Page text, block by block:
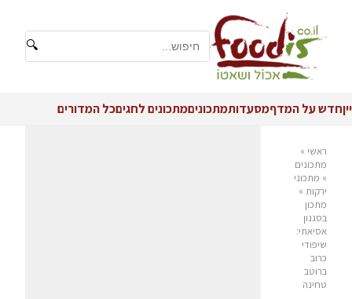
🔍
ייןחדש על המדףמסעדותמתכוניםמתכונים לחגיםכל המדורים
ראשי »
מתכונים
» מתכוני
ירקות »
מתכון
בסגנון
אסיאתי:
שיפודי
כרוב
ברוטב
טחינה